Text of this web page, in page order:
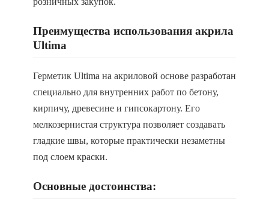
Преимущества использования акрила
Ultima
Герметик Ultima на акриловой основе разработан
специально для внутренних работ по бетону,
кирпичу, древесине и гипсокартону. Его
мелкозернистая структура позволяет создавать
гладкие швы, которые практически незаметны
под слоем краски.
Основные достоинства: